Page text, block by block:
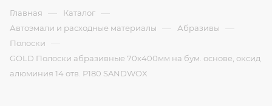
Главная — Каталог —
Автоэмали и расходные материалы — Абразивы —
Полоски —
GOLD Полоски абразивные 70x400мм на бум. основе, оксид
алюминия 14 отв. P180 SANDWOX